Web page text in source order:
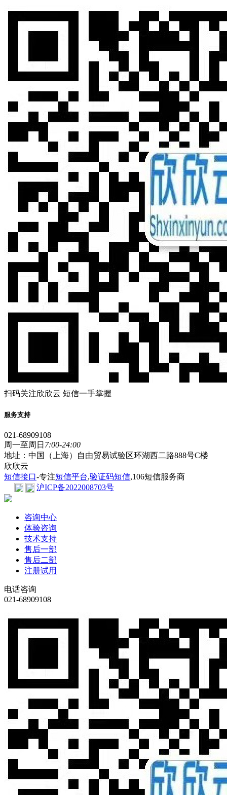
扫码关注欣欣云 短信一手掌握
服务支持
021-68909108
周一至周日 7:00-24:00
地址：中国（上海）自由贸易试验区环湖西二路888号C楼
欣欣云
短信接口-专注短信平台,验证码短信,106短信服务商
沪ICP备2022008703号
咨询中心
体验咨询
技术支持
售后一部
售后二部
注册试用
电话咨询
021-68909108